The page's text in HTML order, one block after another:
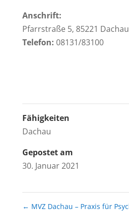
Anschrift:
Pfarrstraße 5, 85221 Dachau
Telefon: 08131/83100
Fähigkeiten
Dachau
Gepostet am
30. Januar 2021
← MVZ Dachau – Praxis für